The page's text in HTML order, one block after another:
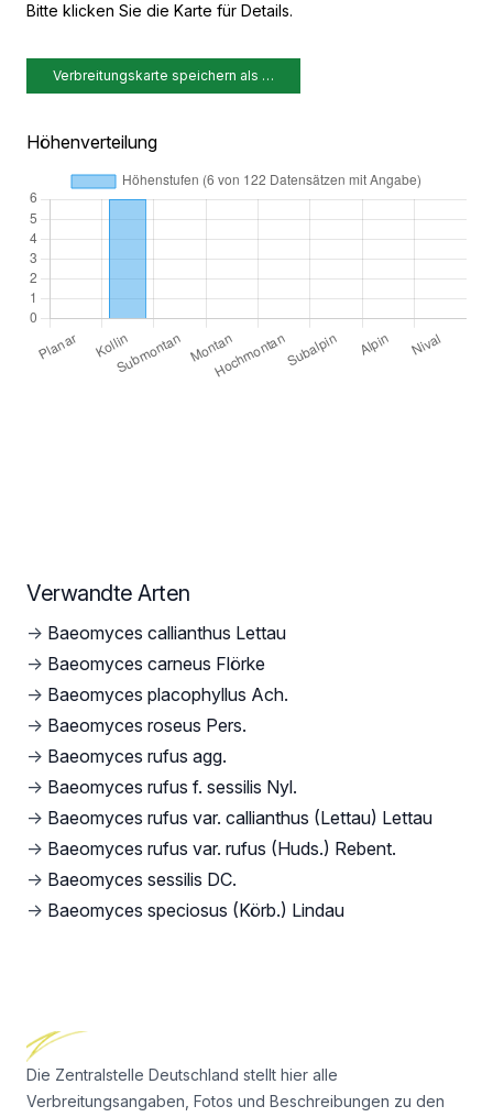
Bitte klicken Sie die Karte für Details.
Verbreitungskarte speichern als …
Höhenverteilung
Verwandte Arten
→ Baeomyces callianthus Lettau
→ Baeomyces carneus Flörke
→ Baeomyces placophyllus Ach.
→ Baeomyces roseus Pers.
→ Baeomyces rufus agg.
→ Baeomyces rufus f. sessilis Nyl.
→ Baeomyces rufus var. callianthus (Lettau) Lettau
→ Baeomyces rufus var. rufus (Huds.) Rebent.
→ Baeomyces sessilis DC.
→ Baeomyces speciosus (Körb.) Lindau
Die Zentralstelle Deutschland stellt hier alle
Verbreitungsangaben, Fotos und Beschreibungen zu den